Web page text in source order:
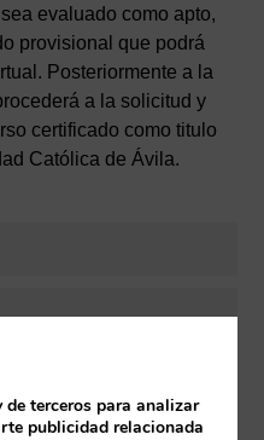
evaluado como apto,
provisional que podrá
Posteriormente a la
a la solicitud y
certificado como titulo
Católica de Ávila.
terceros para analizar
publicidad relacionada